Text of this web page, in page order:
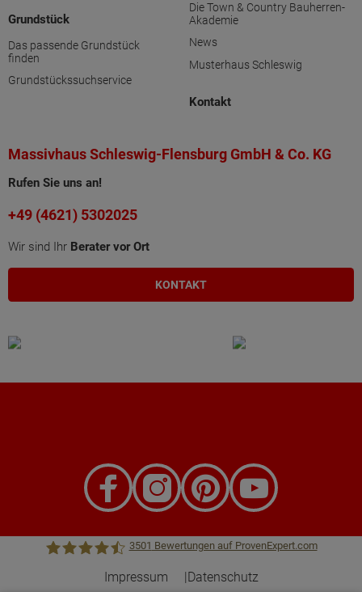
Grundstück
Das passende Grundstück
finden
Grundstückssuchservice
Die Town & Country Bauherren-
Akademie
News
Musterhaus Schleswig
Kontakt
Massivhaus Schleswig-Flensburg GmbH & Co. KG
Rufen Sie uns an!
+49 (4621) 5302025
Wir sind Ihr Berater vor Ort
KONTAKT
3501 Bewertungen auf ProvenExpert.com
Impressum Datenschutz